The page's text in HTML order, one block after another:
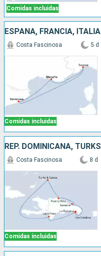
Comidas incluidas
ESPAÑA, FRANCIA, ITALIA
Comidas incluidas
Costa Fascinosa 5 d
Comidas incluidas
Costa Fascinosa 8 d